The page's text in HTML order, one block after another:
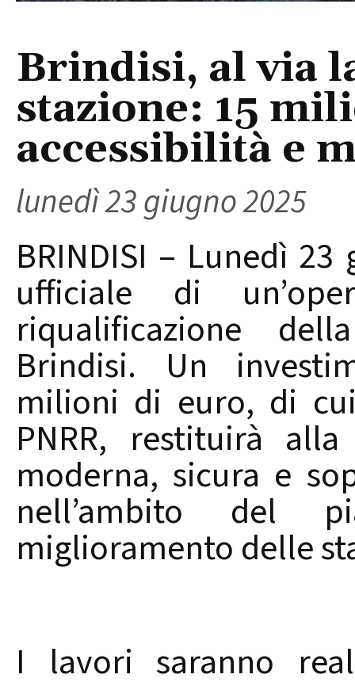
Brindisi, al via
stazione: 15
accessibilità e
lunedì 23 giugno 2025
BRINDISI – Lunedì
ufficiale di
riqualificazione
Brindisi. Un
milioni di euro, di
PNRR, restituirà
moderna, sicura e
nell’ambito del
miglioramento delle
I lavori saranno